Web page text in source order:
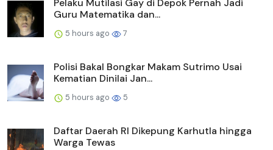
Pelaku Mutilasi Gay di Depok Pernah Jadi
Guru Matematika dan...
5 hours ago 7
Polisi Bakal Bongkar Makam Sutrimo Usai
Kematian Dinilai Jan...
5 hours ago 5
Daftar Daerah RI Dikepung Karhutla hingga
Warga Tewas